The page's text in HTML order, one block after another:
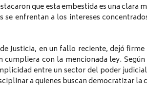
que esta embestida es una clara
se enfrentan a los intereses
Justicia, en un fallo reciente, dejó
cumpliera con la mencionada ley.
entre un sector del poder
a quienes buscan democratizar la